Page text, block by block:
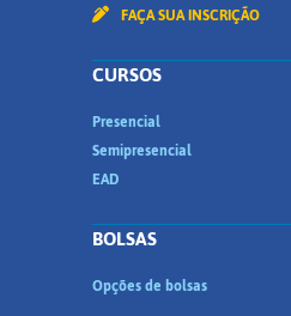
FAÇA SUA INSCRIÇÃO
CURSOS
Presencial
Semipresencial
EAD
BOLSAS
Opções de bolsas